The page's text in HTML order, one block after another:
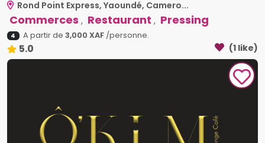
Rond Point Express, Yaoundé, Camero...
Commerces , Restaurant , Pressing
4 A partir de 3,000 XAF/personne.
5.0 (1 like)